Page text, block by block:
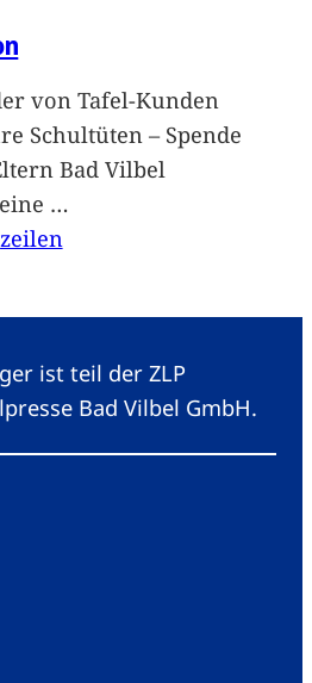
von Tafel-Kunden
Schultüten – Spende
Bad Vilbel
…
ist teil der ZLP
Bad Vilbel GmbH.